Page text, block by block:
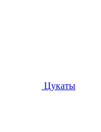
Цукаты